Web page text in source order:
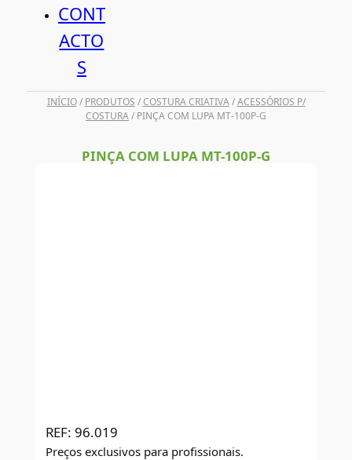
CONT
ACTO
S
INÍCIO/ PRODUTOS /COSTURA CRIATIVA/ACESSÓRIOS P/
COSTURA/ PINÇA COM LUPA MT-100P-G
PINÇA COM LUPA MT-100P-G
REF: 96.019
Preços exclusivos para profissionais.